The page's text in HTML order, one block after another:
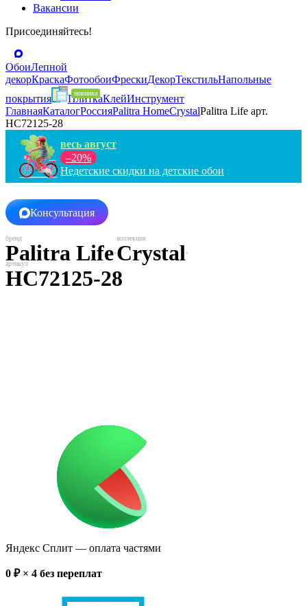
Вакансии
Присоединяйтесь!
ОбоиЛепной
декорКраскаФотообоиФрескиДекорТекстильНапольные
покрытия
ПлиткаКлейИнструмент
ГлавнаяКаталогРоссияPalitra HomeCrystalPalitra Life арт.
HC72125-28
весь август
–20%
Недетские скидки на детские обои
Консультация
Palitra LifeCrystal
HC72125-28
Яндекс Сплит — оплата частями
0 ₽ × 4 без переплат